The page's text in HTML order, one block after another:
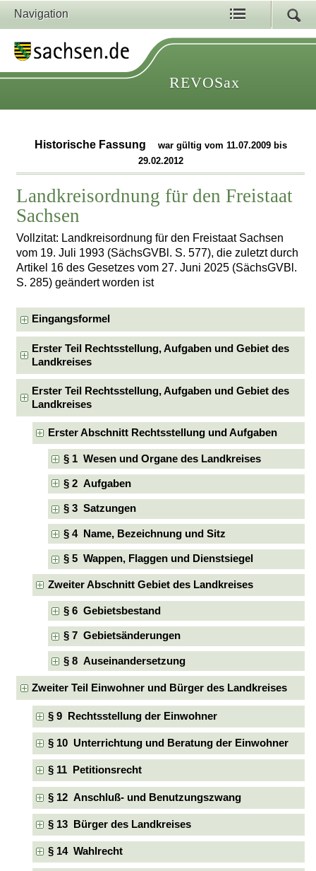
Navigation
REVOSax
Historische Fassung
war gültig vom 11.07.2009 bis
29.02.2012
Landkreisordnung für den Freistaat
Sachsen
Vollzitat: Landkreisordnung für den Freistaat Sachsen
vom 19. Juli 1993 (SächsGVBl. S. 577), die zuletzt durch
Artikel 16 des Gesetzes vom 27. Juni 2025 (SächsGVBl.
S. 285) geändert worden ist
Eingangsformel
Erster Teil Rechtsstellung, Aufgaben und Gebiet des
Landkreises
Erster Teil Rechtsstellung, Aufgaben und Gebiet des
Landkreises
Erster Abschnitt Rechtsstellung und Aufgaben
§ 1 Wesen und Organe des Landkreises
§ 2 Aufgaben
§ 3 Satzungen
§ 4 Name, Bezeichnung und Sitz
§ 5 Wappen, Flaggen und Dienstsiegel
Zweiter Abschnitt Gebiet des Landkreises
§ 6 Gebietsbestand
§ 7 Gebietsänderungen
§ 8 Auseinandersetzung
Zweiter Teil Einwohner und Bürger des Landkreises
§ 9 Rechtsstellung der Einwohner
§ 10 Unterrichtung und Beratung der Einwohner
§ 11 Petitionsrecht
§ 12 Anschluß- und Benutzungszwang
§ 13 Bürger des Landkreises
§ 14 Wahlrecht